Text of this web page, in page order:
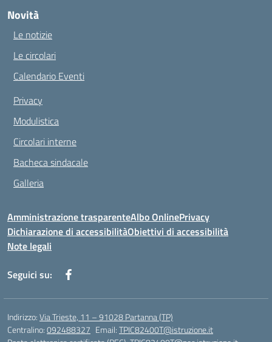
Novità
Le notizie
Le circolari
Calendario Eventi
Privacy
Modulistica
Circolari interne
Bacheca sindacale
Galleria
Amministrazione trasparenteAlbo OnlinePrivacy
Dichiarazione di accessibilitàObiettivi di accessibilità
Note legali
Seguici su:
Indirizzo:Via Trieste, 11 – 91028 Partanna (TP)
Centralino:092488327 Email:TPIC82400T@istruzione.it